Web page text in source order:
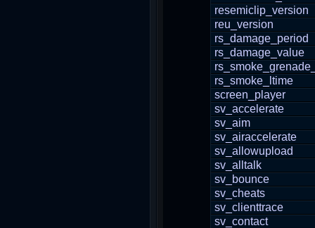
resemiclip_version
reu_version
rs_damage_period
rs_damage_value
rs_smoke_ltime
screen_player
sv_accelerate
sv_aim
sv_airaccelerate
sv_allowupload
sv_alltalk
sv_bounce
sv_cheats
sv_clienttrace
sv_contact